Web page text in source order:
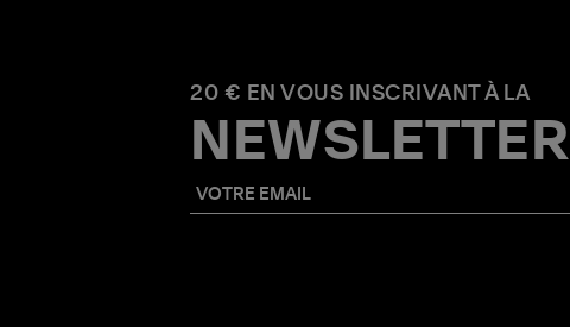
20 € EN VOUS INSCRIVANT À LA
NEWSLETTER